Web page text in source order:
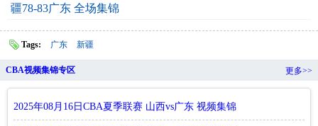
疆78-83广东 全场集锦
Tags: 广东 新疆
CBA视频集锦专区 更多>>
2025年08月16日CBA夏季联赛 山西vs广东 视频集锦